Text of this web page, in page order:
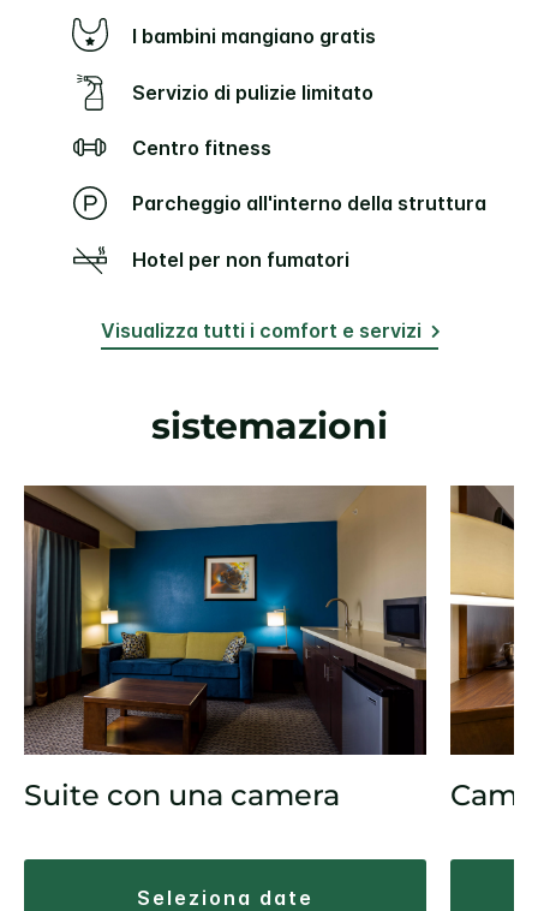
I bambini mangiano gratis
Servizio di pulizie limitato
Centro fitness
Parcheggio all'interno della struttura
Hotel per non fumatori
Visualizza tutti i comfort e servizi
sistemazioni
Suite con una camera
seleziona date